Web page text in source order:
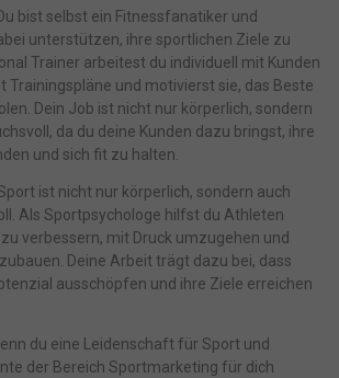
bist selbst ein Fitnessfanatiker und
unterstützen, ihre sportlichen Ziele zu
Trainer arbeitest du individuell mit Kunden
Trainingspläne und motivierst sie, das Beste
Dein Job ist nicht nur körperlich, sondern
da du deine Kunden dazu bringst, ihre
und sich fit zu halten.
ist nicht nur körperlich, sondern auch
Als Sportpsychologe hilfst du Athleten
verbessern, mit Druck umzugehen und
Deine Arbeit trägt dazu bei, dass
ausschöpfen und ihre Ziele erreichen
du eine Leidenschaft für Sport und
der Bereich Sportmarketing für dich